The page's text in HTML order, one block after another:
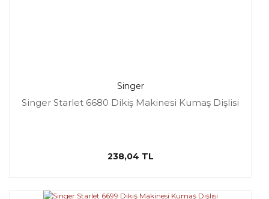
Singer
Singer Starlet 6680 Dikiş Makinesi Kumaş Dişlisi
238,04 TL